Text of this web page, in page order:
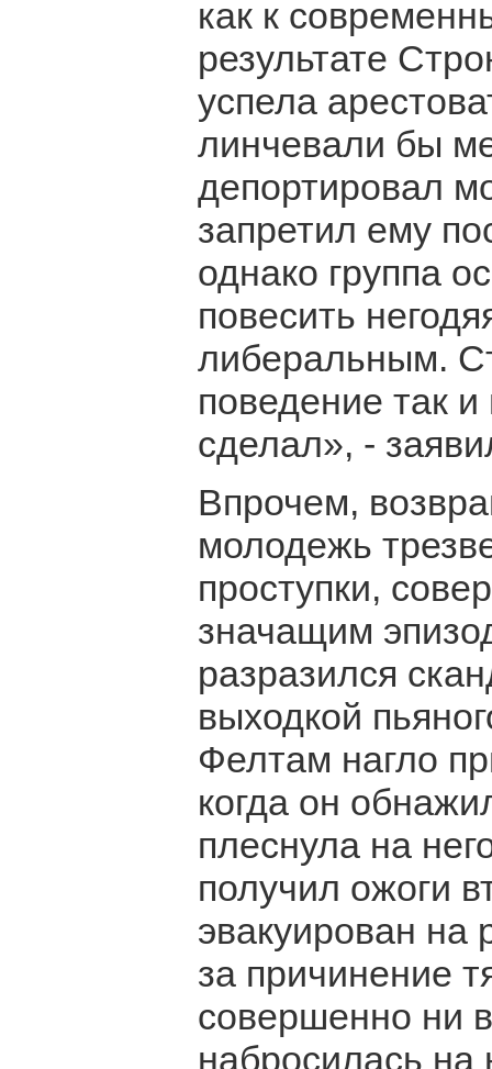
как к
результате
успела
линчевали бы
депортировал
запретил ему
однако группа
повесить
либеральным.
поведение так
сделал», -
Впрочем,
молодежь
проступки,
значащим
разразился
выходкой
Фелтам нагло
когда он
плеснула на
получил ожоги
эвакуирован на
за причинение
совершенно ни
набросилась на